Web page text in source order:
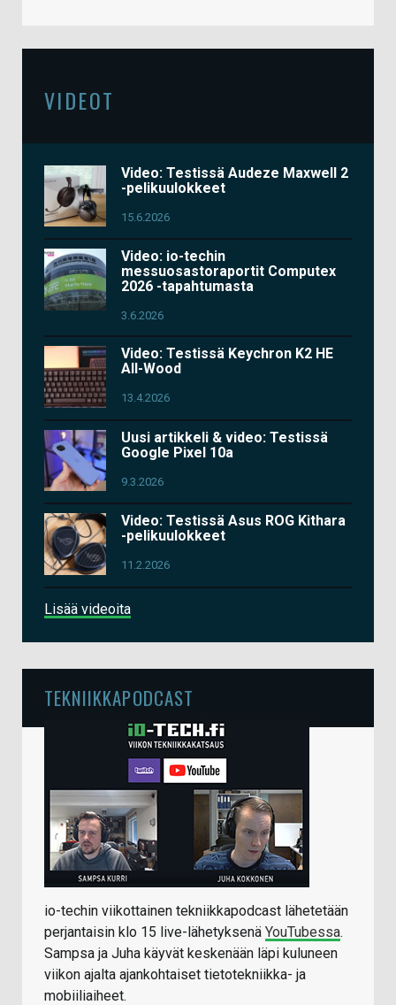
VIDEOT
Video: Testissä Audeze Maxwell 2
-pelikuulokkeet
15.6.2026
Video: io-techin
messuosastoraportit Computex
2026 -tapahtumasta
3.6.2026
Video: Testissä Keychron K2 HE
All-Wood
13.4.2026
Uusi artikkeli & video: Testissä
Google Pixel 10a
9.3.2026
Video: Testissä Asus ROG Kithara
-pelikuulokkeet
11.2.2026
Lisää videoita
TEKNIIKKAPODCAST
io-techin viikottainen tekniikkapodcast lähetetään
perjantaisin klo 15 live-lähetyksenä YouTubessa.
Sampsa ja Juha käyvät keskenään läpi kuluneen
viikon ajalta ajankohtaiset tietotekniikka- ja
mobiiliaiheet.